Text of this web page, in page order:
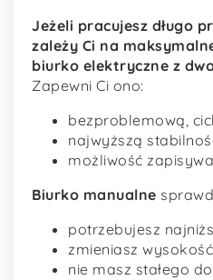
Jeżeli pracujesz długo
zależy Ci na
biurko elektryczne z
Zapewni Ci ono:
bezproblemową,
najwyższą
możliwość
Biurko manualne
potrzebujesz
zmieniasz
nie masz stałego